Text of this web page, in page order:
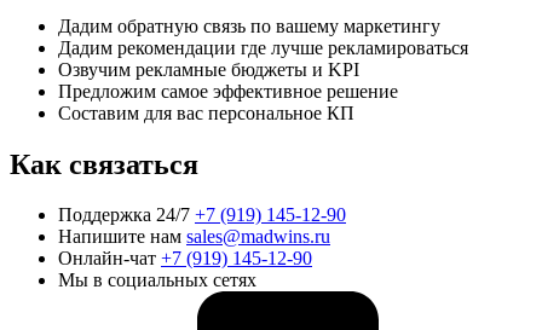
Дадим обратную связь по вашему маркетингу
Дадим рекомендации где лучше рекламироваться
Озвучим рекламные бюджеты и KPI
Предложим самое эффективное решение
Составим для вас персональное КП
Как связаться
Поддержка 24/7 +7 (919) 145-12-90
Напишите нам sales@madwins.ru
Онлайн-чат +7 (919) 145-12-90
Мы в социальных сетях